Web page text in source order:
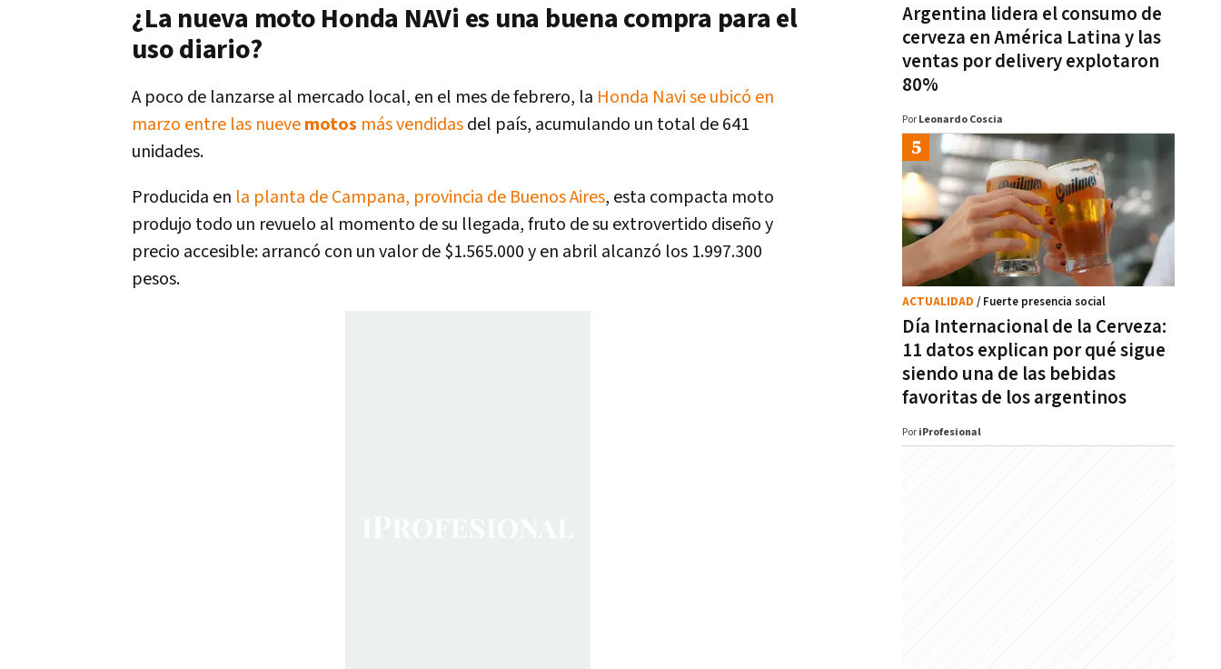
¿La nueva moto Honda NAVi es una buena compra para el
uso diario?
A poco de lanzarse al mercado local, en el mes de febrero, la Honda Navi se ubicó en
marzo entre las nuevemotos más vendidasdel país, acumulando un total de 641
unidades.
Producida en la planta de Campana, provincia de Buenos Aires, esta compacta moto
produjo todo un revuelo al momento de su llegada, fruto de su extrovertido diseño y
precio accesible: arrancó con un valor de $1.565.000 y en abril alcanzó los 1.997.300
pesos.
Argentina lidera el consumo de
cerveza en América Latina y las
ventas por delivery explotaron
80%
Por Leonardo Coscia
Día Internacional de la Cerveza:
11 datos explican por qué sigue
siendo una de las bebidas
favoritas de los argentinos
ACTUALIDAD / Fuerte presencia social
Por iProfesional